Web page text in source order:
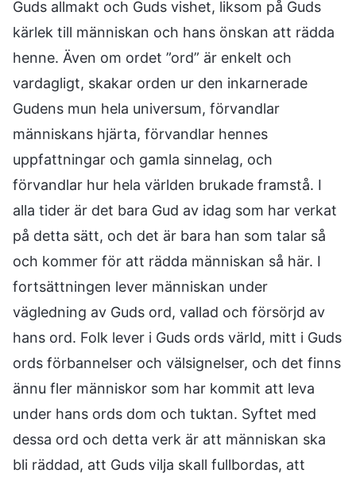
Guds allmakt och Guds vishet, liksom på Guds
kärlek till människan och hans önskan att rädda
henne. Även om ordet ”ord” är enkelt och
vardagligt, skakar orden ur den inkarnerade
Gudens mun hela universum, förvandlar
människans hjärta, förvandlar hennes
uppfattningar och gamla sinnelag, och
förvandlar hur hela världen brukade framstå. I
alla tider är det bara Gud av idag som har verkat
på detta sätt, och det är bara han som talar så
och kommer för att rädda människan så här. I
fortsättningen lever människan under
vägledning av Guds ord, vallad och försörjd av
hans ord. Folk lever i Guds ords värld, mitt i Guds
ords förbannelser och välsignelser, och det finns
ännu fler människor som har kommit att leva
under hans ords dom och tuktan. Syftet med
dessa ord och detta verk är att människan ska
bli räddad, att Guds vilja skall fullbordas, att